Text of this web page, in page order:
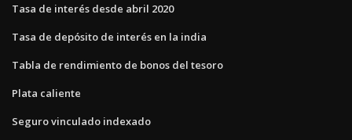
Tasa de interés desde abril 2020
Tasa de depósito de interés en la india
Tabla de rendimiento de bonos del tesoro
Plata caliente
Seguro vinculado indexado